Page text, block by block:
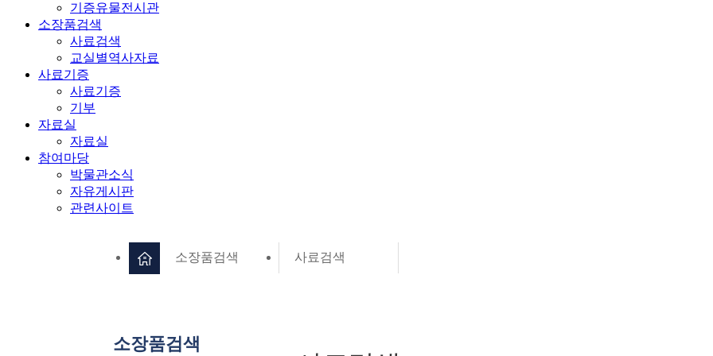
기증유물전시관
소장품검색
사료검색
교실별역사자료
사료기증
사료기증
기부
자료실
자료실
참여마당
박물관소식
자유게시판
관련사이트
소장품검색 사료검색
소장품검색